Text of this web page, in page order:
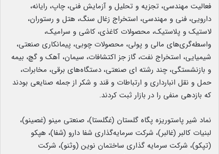
فعالیت مهندسی، تجزیه و تحلیل و آزمایش فنی، چاپ، رایانه،
دارویی، فنی و مهندسی، استخراج زغال سنگ، هتل و رستوران،
لاستیک و پلاستیک، محصولات کاغذی، کاشی و سرامیک،
واسطه‌گری‌های مالی و پولی، محصولات چوبی، پیمانکاری صنعتی،
شیمیایی، استخراج نفت، گاز جز اکتشافات، سیمان، آهک و گچ، بیمه
و بازنشستگی، چند رشته ای صنعتی، دستگاه‌های برقی، مخابرات،
حمل و نقل انبارداری و ارتباطات و قند و شکر از جمله صنایعی بودند
که بازدهی منفی را در بازار ثبت کردند.
نماد شیر پاستوریزه پگاه گلستان (غگلستا)، صنعتی مینو (غصینو)،
لبنیات کالبر (غالبر)، شرکت سرمایه‌گذاری شفا دارو (شفا)، هپکو
(تپکو)، شرکت سرمایه گذاری ساختمان نوین (وثنو)، شرکت